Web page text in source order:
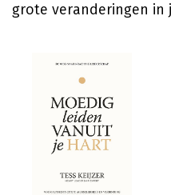
grote veranderingen in